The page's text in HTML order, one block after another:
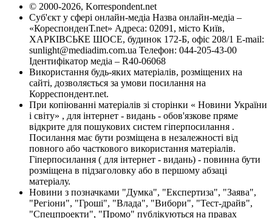
© 2000-2026, Korrespondent.net
Суб'єкт у сфері онлайн-медіа Назва онлайн-медіа –
«КореспонденТ.net» Адреса: 02091, місто Київ,
ХАРКІВСЬКЕ ШОСЕ, будинок 172-Б, офіс 208/1 E-mail:
sunlight@mediadim.com.ua Телефон: 044-205-43-00
Ідентифікатор медіа – R40-06068
Використання будь-яких матеріалів, розміщених на
сайті, дозволяється за умови посилання на
Корреспондент.net.
При копіюванні матеріалів зі сторінки « Новини України
і світу» , для інтернет - видань - обов'язкове пряме
відкрите для пошукових систем гіперпосилання .
Посилання має бути розміщена в незалежності від
повного або часткового використання матеріалів.
Гіперпосилання ( для інтернет - видань) - повинна бути
розміщена в підзаголовку або в першому абзаці
матеріалу.
Новини з позначками "Думка", "Експертиза", "Заява",
"Регіони", "Гроші", "Влада", "Вибори", "Тест-драйв",
"Спецпроекти", "Промо" публікуються на правах